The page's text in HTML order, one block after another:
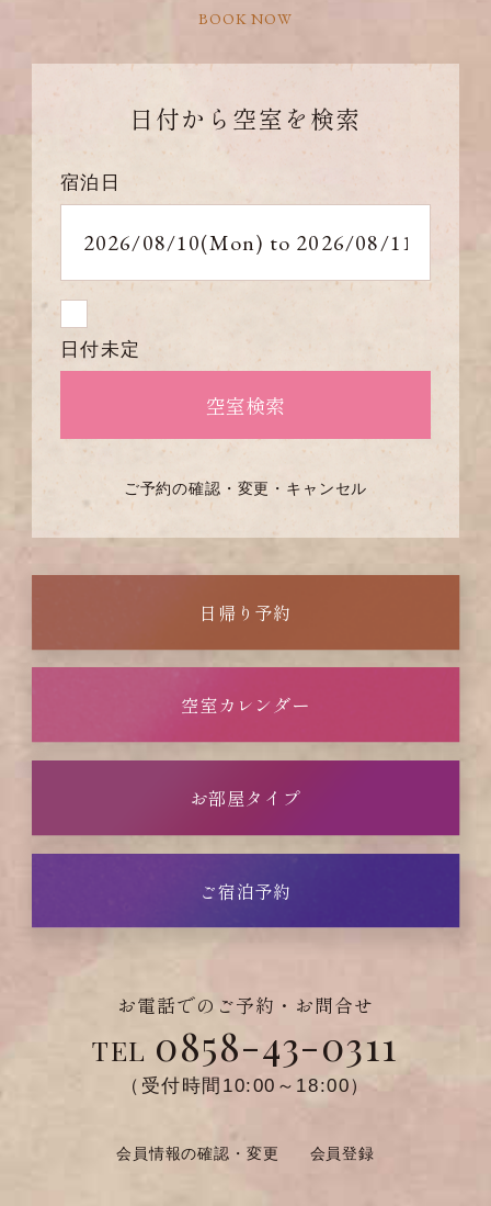
BOOK NOW
日付から 空室を検索
宿泊日
日付未定
ご予約の確認・変更・キャンセル
日帰り予約
空室カレンダー
お部屋タイプ
ご宿泊予約
お電話でのご予約・お問合せ
TEL 0858-43-0311
（受付時間10:00～18:00）
会員情報の確認・変更 会員登録